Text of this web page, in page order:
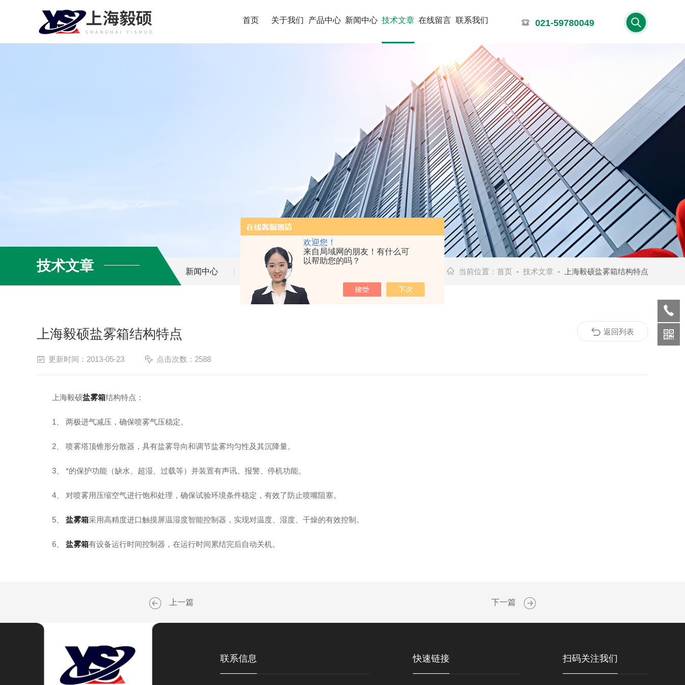
欢迎您！
来自局域网的朋友！有什么可
以帮助您的吗？
首页 关于我们 产品中心 新闻中心 技术文章 在线留言 联系我们 021-59780049
技术文章 新闻中心 技术文章 当前位置： 首页 - 技术文章 - 上海毅硕盐雾箱结构特点
上海毅硕盐雾箱结构特点
更新时间：2013-05-23 点击次数：2588
上海毅硕盐雾箱结构特点：
1、 两极进气减压，确保喷雾气压稳定。
2、 喷雾塔顶锥形分散器，具有盐雾导向和调节盐雾均匀性及其沉降量。
3、 *的保护功能（缺水、超湿、过载等）并装置有声讯、报警、停机功能。
4、 对喷雾用压缩空气进行饱和处理，确保试验环境条件稳定，有效了防止喷嘴阻塞。
5、 盐雾箱采用高精度进口触摸屏温湿度智能控制器，实现对温度、湿度、干燥的有效控制。
6、 盐雾箱有设备运行时间控制器，在运行时间累结完后自动关机。
返回列表
上一篇 下一篇
联系信息 快速链接 扫码关注我们